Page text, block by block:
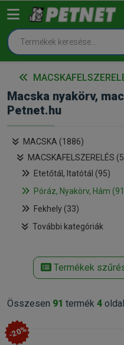
Macska nyakörv,
Petnet.hu
MACSKA (1886)
MACSKAFELSZERELÉS
Etetőtál, Itatótál (95)
Póráz, Nyakörv, Hám
Fekhely (33)
További kategóriák
Termékek
Összesen 91 termék 4
-20%